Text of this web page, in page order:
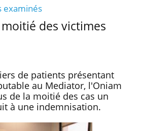
examinés
des victimes
de patients présentant
au Mediator, l'Oniam
de la moitié des cas un
à une indemnisation.